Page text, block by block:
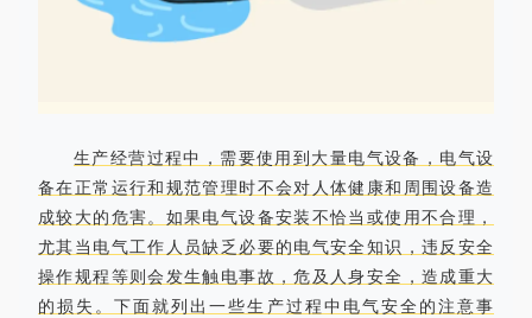
生产经营过程中，需要使用到大量电气设备，电气设
备在正常运行和规范管理时不会对人体健康和周围设备造
成较大的危害。如果电气设备安装不恰当或使用不合理，
尤其当电气工作人员缺乏必要的电气安全知识，违反安全
操作规程等则会发生触电事故，危及人身安全，造成重大
的损失。下面就列出一些生产过程中电气安全的注意事